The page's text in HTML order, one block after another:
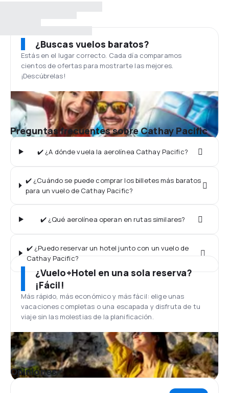
¿Buscas vuelos baratos?
Estás en el lugar correcto. Cada día comparamos
cientos de ofertas para mostrarte las mejores.
¡Descúbrelas!
Preguntas frecuentes sobre Cathay Pacific
✔️ ¿A dónde vuela la aerolínea Cathay Pacific?
✔️ ¿Cuándo se puede comprar los billetes más baratos
para un vuelo de Cathay Pacific?
✔️ ¿Qué aerolínea operan en rutas similares?
✔️ ¿Puedo reservar un hotel junto con un vuelo de
Cathay Pacific?
¿Vuelo+Hotel en una sola reserva?
¡Fácil!
Más rápido, más económico y más fácil: elige unas
vacaciones completas o una escapada y disfruta de tu
viaje sin las molestias de la planificación.
Opiniones